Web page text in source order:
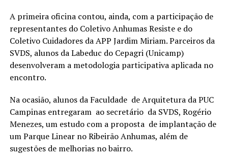
A primeira oficina contou, ainda, com a participação de
representantes do Coletivo Anhumas Resiste e do
Coletivo Cuidadores da APP Jardim Miriam. Parceiros da
SVDS, alunos da Labeduc do Cepagri (Unicamp)
desenvolveram a metodologia participativa aplicada no
encontro.
Na ocasião, alunos da Faculdade de Arquitetura da PUC
Campinas entregaram ao secretário da SVDS, Rogério
Menezes, um estudo com a proposta de implantação de
um Parque Linear no Ribeirão Anhumas, além de
sugestões de melhorias no bairro.